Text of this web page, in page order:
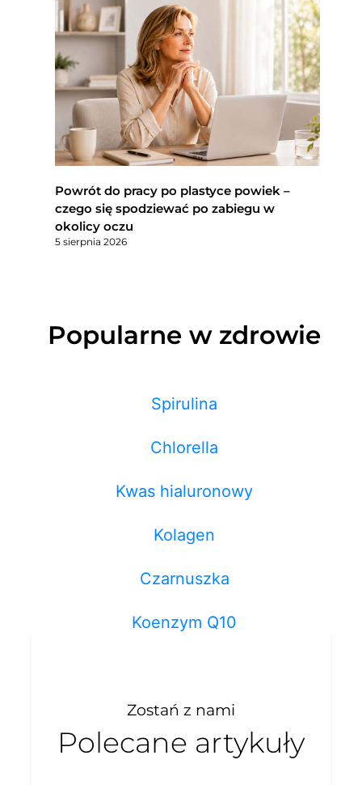
Powrót do pracy po plastyce powiek –
czego się spodziewać po zabiegu w
okolicy oczu
5 sierpnia 2026
Popularne w zdrowie
Spirulina
Chlorella
Kwas hialuronowy
Kolagen
Czarnuszka
Koenzym Q10
Zostań z nami
Polecane artykuły